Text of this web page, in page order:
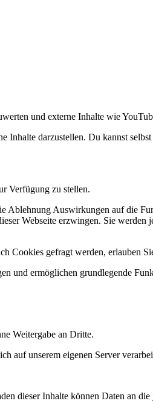
und externe Inhalte wie
darzustellen. Du kannst
Verfügung zu stellen.
Auswirkungen auf die
Webseite erzwingen. Sie
Cookies gefragt werden, erlauben
und ermöglichen grundlegende
Weitergabe an Dritte.
auf unserem eigenen Server
dieser Inhalte können Daten an